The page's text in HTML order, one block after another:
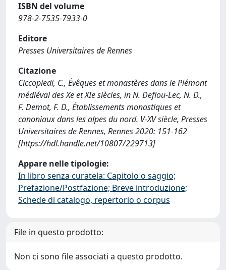
ISBN del volume
978-2-7535-7933-0
Editore
Presses Universitaires de Rennes
Citazione
Ciccopiedi, C., Évêques et monastères dans le Piémont
médiéval des Xe et XIe siècles, in N. Deflou-Lec, N. D.,
F. Demot, F. D., Établissements monastiques et
canoniaux dans les alpes du nord. V-XV siècle, Presses
Universitaires de Rennes, Rennes 2020: 151-162
[https://hdl.handle.net/10807/229713]
Appare nelle tipologie:
In libro senza curatela: Capitolo o saggio;
Prefazione/Postfazione; Breve introduzione;
Schede di catalogo, repertorio o corpus
File in questo prodotto:
Non ci sono file associati a questo prodotto.